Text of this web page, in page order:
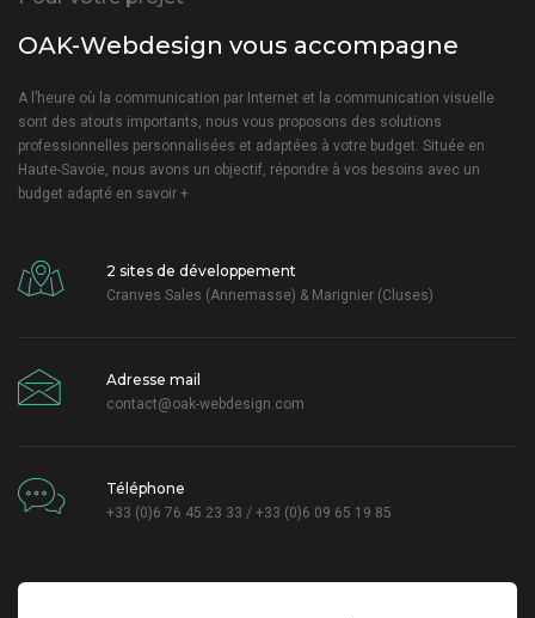
OAK-Webdesign vous accompagne
A l’heure où la communication par Internet et la communication visuelle
sont des atouts importants, nous vous proposons des solutions
professionnelles personnalisées et adaptées à votre budget. Située en
Haute-Savoie, nous avons un objectif, répondre à vos besoins avec un
budget adapté en savoir +
2 sites de développement
Cranves Sales (Annemasse) & Marignier (Cluses)
Adresse mail
contact@oak-webdesign.com
Téléphone
+33 (0)6 76 45 23 33 / +33 (0)6 09 65 19 85